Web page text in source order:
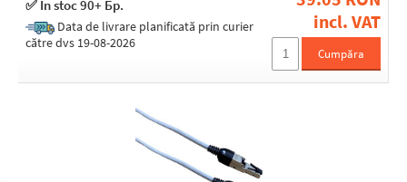
SFTP (S/FTP)
SSTP (S/STP)
✅ În stoc 90+ Бр.
Data de livrare planificată prin curier
către dvs 19-08-2026
incl. VAT
Cumpăra